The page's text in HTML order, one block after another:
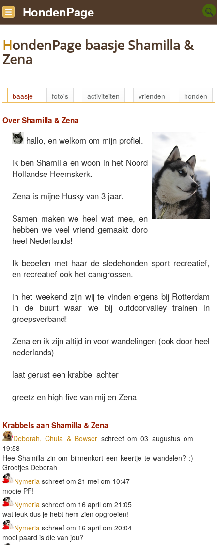
HondenPage
HondenPage baasje Shamilla &
Zena
baasje foto's activiteiten vrienden honden
Over Shamilla & Zena
hallo, en welkom om mijn profiel.
ik ben Shamilla en woon in het Noord
Hollandse Heemskerk.
Zena is mijne Husky van 3 jaar.
Samen maken we heel wat mee, en
hebben we veel vriend gemaakt doro
heel Nederlands!
Ik beoefen met haar de sledehonden sport recreatief,
en recreatief ook het canigrossen.
in het weekend zijn wij te vinden ergens bij Rotterdam
in de buurt waar we bij outdoorvalley trainen in
groepsverband!
Zena en ik zijn altijd in voor wandelingen (ook door heel
nederlands)
laat gerust een krabbel achter
greetz en high five van mij en Zena
Krabbels aan Shamilla & Zena
Deborah, Chula & Bowser schreef om 03 augustus om
19:58
Hee Shamilla zin om binnenkort een keertje te wandelen? :)
Groetjes Deborah
Nymeria schreef om 21 mei om 10:47
mooie PF!
Nymeria schreef om 16 april om 21:05
wat leuk dus je hebt hem zien opgroeien!
Nymeria schreef om 16 april om 20:04
mooi paard is die van jou?